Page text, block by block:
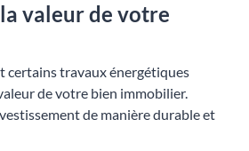
valeur de votre
certains travaux énergétiques
de votre bien immobilier.
de manière durable et